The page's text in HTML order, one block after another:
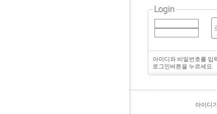
아이디와 비밀번호를 입
로그인버튼을 누르세요.
아이디